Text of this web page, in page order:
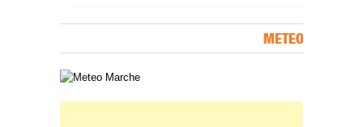
METEO
Carta meteorologica delle Marche